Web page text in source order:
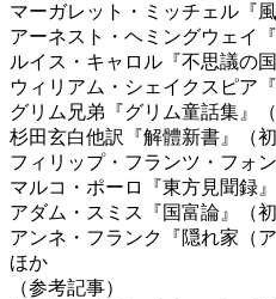
マーガレット・ミッチェル『
アーネスト・ヘミングウェイ
ルイス・キャロル『不思議の
ウィリアム・シェイクスピア
グリム兄弟『グリム童話集』
杉田玄白他訳『解體新書』（初
フィリップ・フランツ・フォ
マルコ・ポーロ『東方見聞録
アダム・スミス『国富論』（初
アンネ・フランク『隠れ家（
ほか
（参考記事）